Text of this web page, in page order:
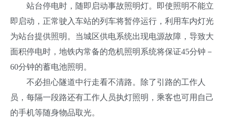
站台停电时，随即启动事故照明灯。即使照明不能立
即启动，正常驶入车站的列车将暂停运行，利用车内灯光
为站台提供照明。当城区供电系统出现电源故障，导致大
面积停电时，地铁内常备的危机照明系统将保证45分钟－
60分钟的蓄电池照明。
不必担心隧道中行走看不清路。除了引路的工作人
员，每隔一段路还有工作人员执灯照明，乘客也可用自己
的手机等随身物品取光。